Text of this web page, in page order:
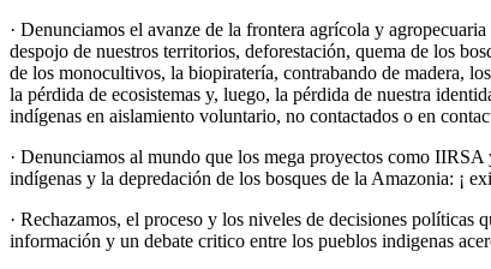
· Denunciamos el avanze de la frontera agrícola y
despojo de nuestros territorios, deforestación, quema de los
de los monocultivos, la biopiratería, contrabando de madera,
la pérdida de ecosistemas y, luego, la pérdida de nuestra
indígenas en aislamiento voluntario, no contactados o en
· Denunciamos al mundo que los mega proyectos como
indígenas y la depredación de los bosques de la Amazonia: ¡
· Rechazamos, el proceso y los niveles de decisiones
información y un debate critico entre los pueblos indigenas